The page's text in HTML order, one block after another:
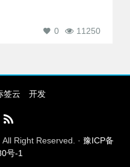
11250
0
签云 开发
All Right Reserved. · 豫ICP备
号-1